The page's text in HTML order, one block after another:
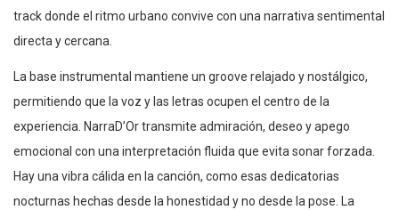
track donde el ritmo urbano convive con una narrativa sentimental
directa y cercana.
La base instrumental mantiene un groove relajado y nostálgico,
permitiendo que la voz y las letras ocupen el centro de la
experiencia. NarraD’Or transmite admiración, deseo y apego
emocional con una interpretación fluida que evita sonar forzada.
Hay una vibra cálida en la canción, como esas dedicatorias
nocturnas hechas desde la honestidad y no desde la pose. La